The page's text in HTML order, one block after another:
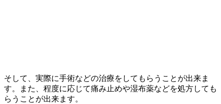
そして、実際に手術などの治療をしてもらうことが出来ま
す。また、程度に応じて痛み止めや湿布薬などを処方しても
らうことが出来ます。